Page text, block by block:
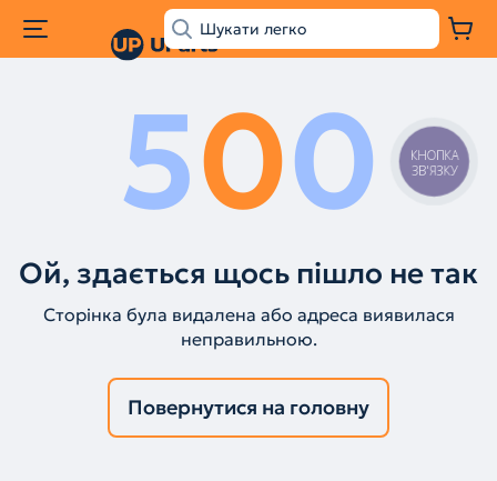
500
Ой, здається щось пішло не так
Сторінка була видалена або адреса виявилася
неправильною.
Повернутися на головну
КНОПКА
ЗВ'ЯЗКУ